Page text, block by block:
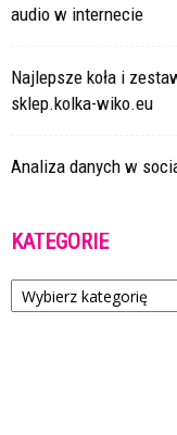
audio w internecie
Najlepsze koła i
sklep.kolka-wiko.eu
Analiza danych w
KATEGORIE
Kategorie